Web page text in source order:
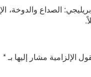
الصداع والدوخة،
الإلزامية مشار إليها بـ*